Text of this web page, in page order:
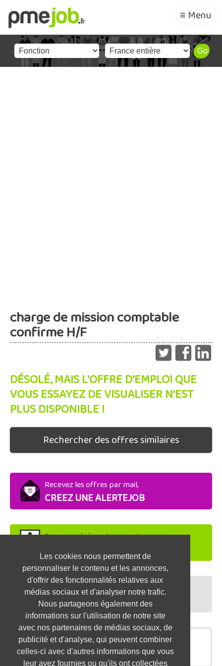
Les cookies nous permettent de
personnaliser le contenu et les annonces,
d'offrir des fonctionnalités relatives aux
médias sociaux et d'analyser notre trafic.
Nous partageons également des
informations sur l'utilisation de notre site
avec nos partenaires de médias sociaux, de
publicité et d'analyse, qui peuvent combiner
celles-ci avec d'autres informations que vous
leur avez fournies ou qu'ils ont collectées
≡ Menu
charge de mission comptable
confirme H/F
DÉSOLÉ, MAIS L'OFFRE D'EMPLOI QUE
VOUS ESSAYEZ DE VISUALISER N'EST
PLUS DISPONIBLE !
Rechercher des offres similaires
Recevez les offres par mail,
CREEZ UNE ALERTEJOB
Soyez repéré par les recruteurs,
DEPOSEZ VOTRE CV
Préparez vos entretiens,
TESTEZ-VOUS
OFFRES SIMILAIRES